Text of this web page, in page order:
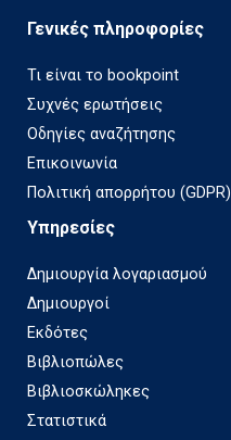
Γενικές πληροφορίες
Τι είναι το bookpoint
Συχνές ερωτήσεις
Οδηγίες αναζήτησης
Επικοινωνία
Πολιτική απορρήτου (GDPR)
Υπηρεσίες
Δημιουργία λογαριασμού
Δημιουργοί
Εκδότες
Βιβλιοπώλες
Βιβλιοσκώληκες
Στατιστικά